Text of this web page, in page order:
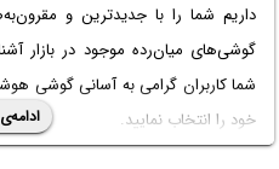
داریم شما را با جدیدترین و
گوشی‌های میان‌رده موجود در بازار
شما کاربران گرامی به آسانی گوشی
خود را انتخاب نمایید.
با ما در اینتوتک همراه باشید تا